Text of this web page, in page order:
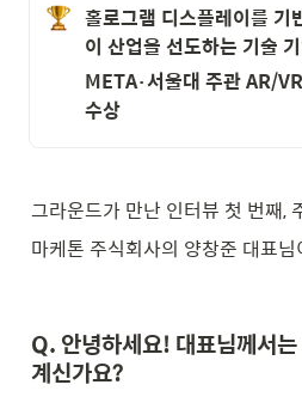
홀로그램 디스플레이를 기
이 산업을 선도하는 기술
META·서울대 주관 AR/
수상
그라운드가 만난 인터뷰 첫 번째,
마케톤 주식회사의 양창준 대표
Q. 안녕하세요! 대표님께서
계신가요?